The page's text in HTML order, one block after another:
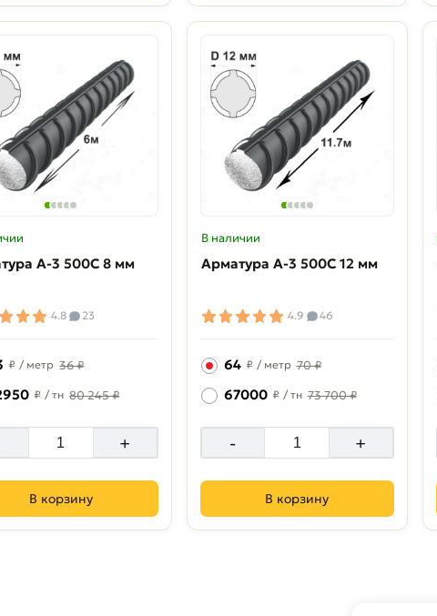
A-3 500C 8 мм
4.8 23
₽ / метр 36 ₽
₽ / тн 80 245 ₽
+
В корзину
В наличии
Арматура A-3 500C 12 мм
4.9 46
64 ₽ / метр 70 ₽
67000 ₽ / тн 73 700 ₽
- +
В корзину